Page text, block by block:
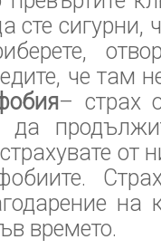
сте сигурни,
че там
– страх
от
на
времето.